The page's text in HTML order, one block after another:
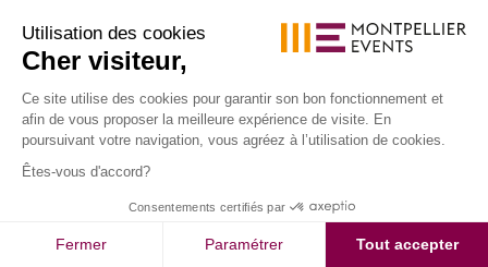
FRENCH DEUTSCHLAND
FUEL CELL
...
En savoir plus
Haut de page
accessibility
Augmenter la taille de
Nuances de gris
Souligner les liens
Utilisation des cookies
Cher visiteur,
Ce site utilise des cookies pour garantir son bon fonctionnement et
afin de vous proposer la meilleure expérience de visite. En
poursuivant votre navigation, vous agréez à l’utilisation de cookies.
Êtes-vous d'accord?
Consentements certifiés par
Fermer Paramétrer Tout accepter